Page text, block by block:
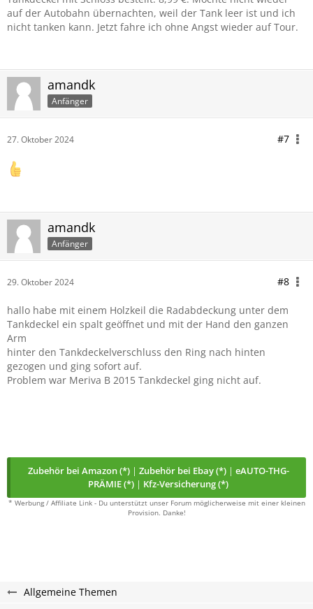
auf der Autobahn übernachten, weil der Tank leer ist und ich
nicht tanken kann. Jetzt fahre ich ohne Angst wieder auf Tour.
amandk
Anfänger
27. Oktober 2024 #7
amandk
Anfänger
29. Oktober 2024 #8
hallo habe mit einem Holzkeil die Radabdeckung unter dem
Tankdeckel ein spalt geöffnet und mit der Hand den ganzen
Arm
hinter den Tankdeckelverschluss den Ring nach hinten
gezogen und ging sofort auf.
Problem war Meriva B 2015 Tankdeckel ging nicht auf.
Zubehör bei Amazon (*)| Zubehör bei Ebay (*)| eAUTO-THG-
PRÄMIE (*) | Kfz-Versicherung (*)
* Werbung / Affiliate Link - Du unterstützt unser Forum möglicherweise mit einer kleinen
Provision. Danke!
Allgemeine Themen